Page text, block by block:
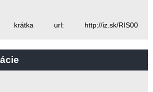
url: http://iz.sk/RIS00